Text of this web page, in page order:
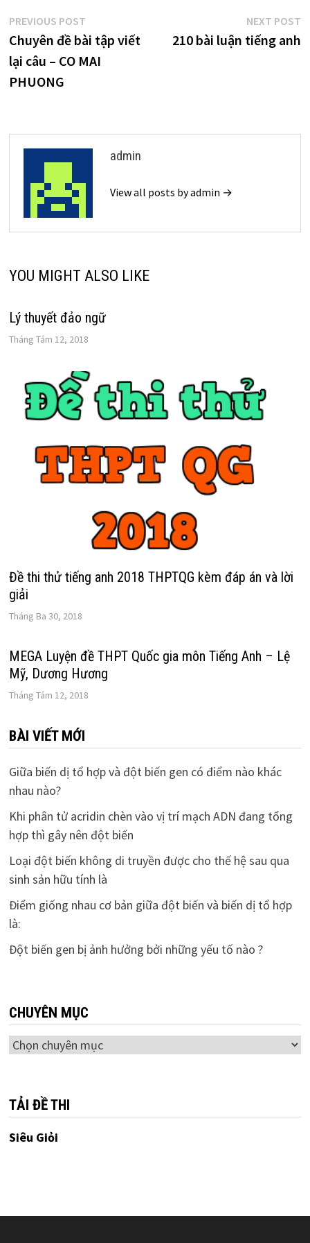
Điều
hướng
bài
PREVIOUS POSTPrevious
post:
Chuyên đề bài tập viết
lại câu – CO MAI
PHUONG
NEXT POST
210 bài luận tiếng anh
admin
View all posts by admin →
YOU MIGHT ALSO LIKE
Lý thuyết đảo ngữ
Tháng Tám 12, 2018
Đề thi thử tiếng anh 2018 THPTQG kèm đáp án và lời
giải
Tháng Ba 30, 2018
MEGA Luyện đề THPT Quốc gia môn Tiếng Anh – Lệ
Mỹ, Dương Hương
Tháng Tám 12, 2018
BÀI VIẾT MỚI
Giữa biến dị tổ hợp và đột biến gen có điểm nào khác
nhau nào?
Khi phân tử acridin chèn vào vị trí mạch ADN đang tổng
hợp thì gây nên đột biến
Loại đột biến không di truyền được cho thế hệ sau qua
sinh sản hữu tính là
Điểm giống nhau cơ bản giữa đột biến và biến dị tổ hợp
là:
Đột biến gen bị ảnh hưởng bởi những yếu tố nào ?
CHUYÊN MỤC
Chuyên
TẢI ĐỀ THI
Siêu Giỏi